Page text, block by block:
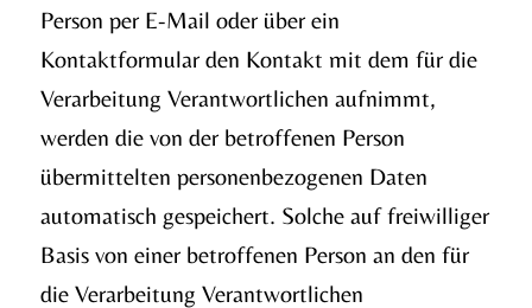
Person per E-Mail oder über ein
Kontaktformular den Kontakt mit dem für die
Verarbeitung Verantwortlichen aufnimmt,
werden die von der betroffenen Person
übermittelten personenbezogenen Daten
automatisch gespeichert. Solche auf freiwilliger
Basis von einer betroffenen Person an den für
die Verarbeitung Verantwortlichen